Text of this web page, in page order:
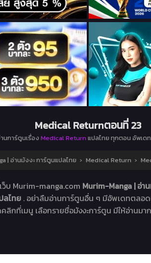
Medical Returnตอนที่ 23
นการ์ตูนเรื่อง Medical Return แปลไทย ทุกตอน อัพเด
| อ่านมังงะ การ์ตูนแปลไทย › Medical Return ›
ว็บ Murim-manga.com Murim-Manga | อ่า
ลไทย . อย่าลืมอ่านการ์ตูนอื่น ๆ มีอัพเดทตลอด
ลิกที่เมนู เลือกรายชื่อมังงะการ์ตูน มีให้อ่านมา